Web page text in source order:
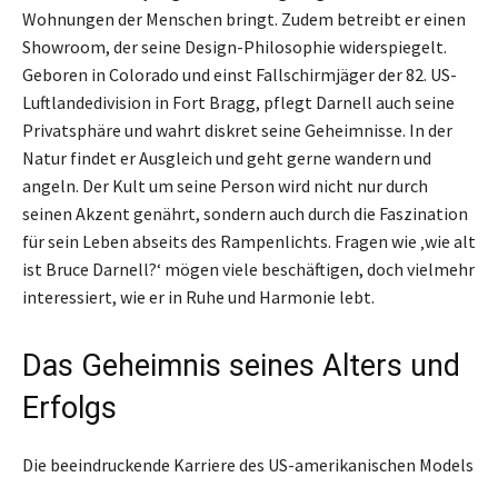
Wohnungen der Menschen bringt. Zudem betreibt er einen
Showroom, der seine Design-Philosophie widerspiegelt.
Geboren in Colorado und einst Fallschirmjäger der 82. US-
Luftlandedivision in Fort Bragg, pflegt Darnell auch seine
Privatsphäre und wahrt diskret seine Geheimnisse. In der
Natur findet er Ausgleich und geht gerne wandern und
angeln. Der Kult um seine Person wird nicht nur durch
seinen Akzent genährt, sondern auch durch die Faszination
für sein Leben abseits des Rampenlichts. Fragen wie ‚wie alt
ist Bruce Darnell?‘ mögen viele beschäftigen, doch vielmehr
interessiert, wie er in Ruhe und Harmonie lebt.
Das Geheimnis seines Alters und
Erfolgs
Die beeindruckende Karriere des US-amerikanischen Models